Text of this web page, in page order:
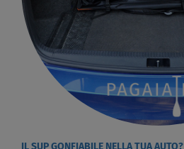
IL SUP GONFIABILE NELLA TUA AUTO?